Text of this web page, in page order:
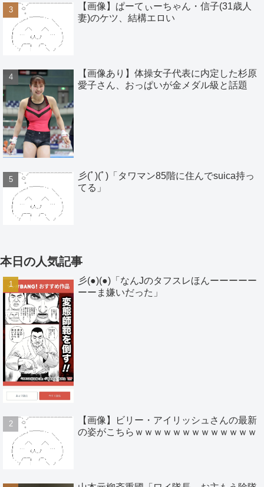
【画像】ぱーてぃーちゃん・信子(31歳人
妻)のケツ、結構エロい
【画像あり】体操女子代表に内定した杉原
愛子さん、おっぱいが金メダル級と話題
彡(ﾟ)(ﾟ)「タワマン85階に住んでsuica持っ
てる」
本日の人気記事
彡(●)(●)「なんJのタフスレほんーーーーー
ーーま嫌いだった」
【画像】ビリー・アイリッシュさんの最新
の姿がこちらｗｗｗｗｗｗｗｗｗｗｗｗｗ